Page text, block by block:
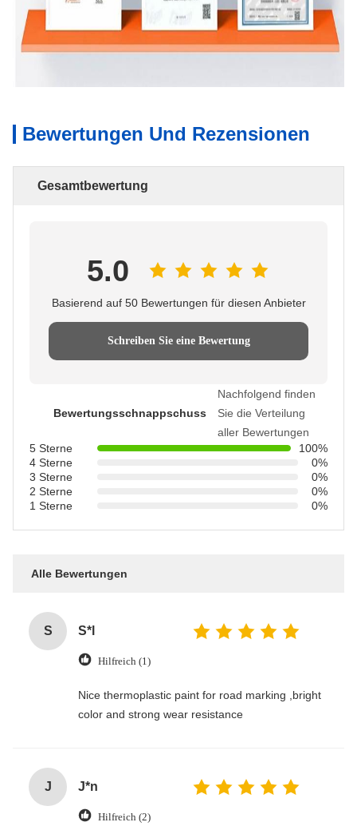
Bewertungen Und Rezensionen
Gesamtbewertung
5.0
Basierend auf 50 Bewertungen für diesen Anbieter
Schreiben Sie eine Bewertung
Bewertungsschnappschuss
Nachfolgend finden
Sie die Verteilung
aller Bewertungen
5 Sterne
100%
4 Sterne
0%
3 Sterne
0%
2 Sterne
0%
1 Sterne
0%
Alle Bewertungen
S S*l
Hilfreich (1)
Nice thermoplastic paint for road marking ,bright
color and strong wear resistance
J J*n
Hilfreich (2)